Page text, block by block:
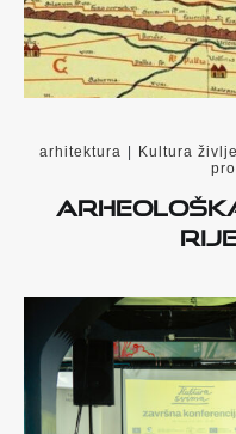
arhitektura Kultura